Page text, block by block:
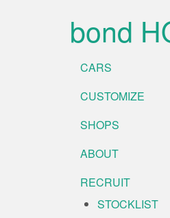
bond
CARS
CUSTOMIZE
SHOPS
ABOUT
RECRUIT
STOCKLIST